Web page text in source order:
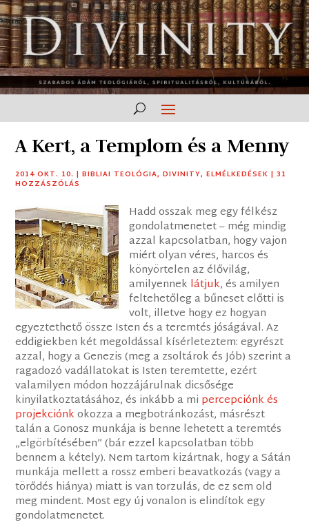
A Kert, a Templom és a Menny
2014 OKT. 10. |BIBLIAI TEOLÓGIA,DIVINITY,ELMÉLKEDÉSEK |31
HOZZÁSZÓLÁS
Hadd osszak meg egy félkész
gondolatmenetet – még mindig
azzal kapcsolatban, hogy vajon
miért olyan véres, harcos és
könyörtelen az élővilág,
amilyennek látjuk, és amilyen
feltehetőleg a bűneset előtti is
volt, illetve hogy ez hogyan
egyeztethető össze Isten és a teremtés jóságával. Az
eddigiekben két megoldással kísérleteztem: egyrészt
azzal, hogy a Genezis (meg a zsoltárok és Jób) szerint a
ragadozó vadállatokat is Isten teremtette, ezért
valamilyen módon hozzájárulnak dicsősége
kinyilatkoztatásához, és inkább a mi percepciónk és
projekciónkokozza a megbotránkozást, másrészt
talán a Gonosz munkája is benne lehetett a teremtés
„elgörbítésében” (bár ezzel kapcsolatban több
bennem a kétely). Nem tartom kizártnak, hogy a Sátán
munkája mellett a rossz emberi beavatkozás (vagy a
törődés hiánya) miatt is van torzulás, de ez sem old
meg mindent. Most egy új vonalon is elindítok egy
gondolatmenetet.